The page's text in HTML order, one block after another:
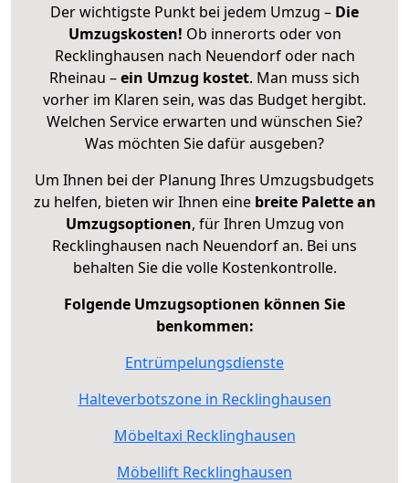
Der wichtigste Punkt bei jedem Umzug – Die
Umzugskosten! Ob innerorts oder von
Recklinghausen nach Neuendorf oder nach
Rheinau –ein Umzug kostet. Man muss sich
vorher im Klaren sein, was das Budget hergibt.
Welchen Service erwarten und wünschen Sie?
Was möchten Sie dafür ausgeben?
Um Ihnen bei der Planung Ihres Umzugsbudgets
zu helfen, bieten wir Ihnen eine breite Palette an
Umzugsoptionen, für Ihren Umzug von
Recklinghausen nach Neuendorf an. Bei uns
behalten Sie die volle Kostenkontrolle.
Folgende Umzugsoptionen können Sie
benkommen:
Entrümpelungsdienste
Halteverbotszone in Recklinghausen
Möbeltaxi Recklinghausen
Möbellift Recklinghausen